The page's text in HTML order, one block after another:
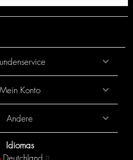
Plano Capitán
Limit Perona 58531

Mein Konto 
Andere 
Idiomas